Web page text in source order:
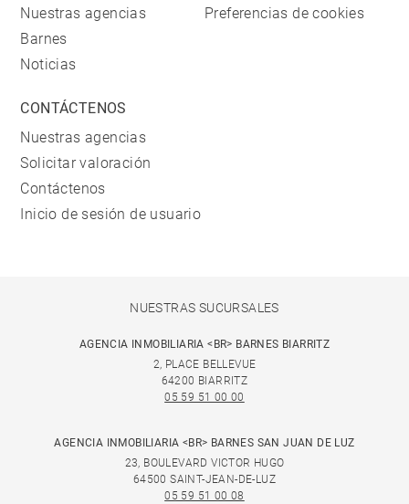
Nuestras agencias
Barnes
Noticias
Preferencias de cookies
CONTÁCTENOS
Nuestras agencias
Solicitar valoración
Contáctenos
Inicio de sesión de usuario
NUESTRAS SUCURSALES
AGENCIA INMOBILIARIA <BR> BARNES BIARRITZ
2, PLACE BELLEVUE
64200 BIARRITZ
05 59 51 00 00
AGENCIA INMOBILIARIA <BR> BARNES SAN JUAN DE LUZ
23, BOULEVARD VICTOR HUGO
64500 SAINT-JEAN-DE-LUZ
05 59 51 00 08